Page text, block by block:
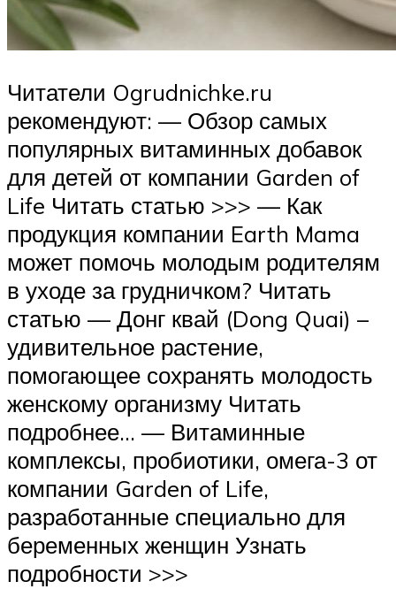
Читатели Ogrudnichke.ru
рекомендуют: — Обзор самых
популярных витаминных добавок
для детей от компании Garden of
Life Читать статью >>> — Как
продукция компании Earth Mama
может помочь молодым родителям
в уходе за грудничком? Читать
статью — Донг квай (Dong Quai) –
удивительное растение,
помогающее сохранять молодость
женскому организму Читать
подробнее… — Витаминные
комплексы, пробиотики, омега-3 от
компании Garden of Life,
разработанные специально для
беременных женщин Узнать
подробности >>>